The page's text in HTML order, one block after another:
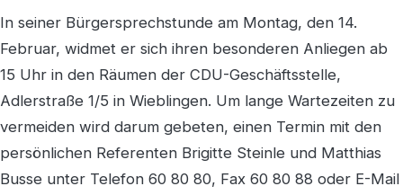
In seiner Bürgersprechstunde am Montag, den 14.
Februar, widmet er sich ihren besonderen Anliegen ab
15 Uhr in den Räumen der CDU-Geschäftsstelle,
Adlerstraße 1/5 in Wieblingen. Um lange Wartezeiten zu
vermeiden wird darum gebeten, einen Termin mit den
persönlichen Referenten Brigitte Steinle und Matthias
Busse unter Telefon 60 80 80, Fax 60 80 88 oder E-Mail